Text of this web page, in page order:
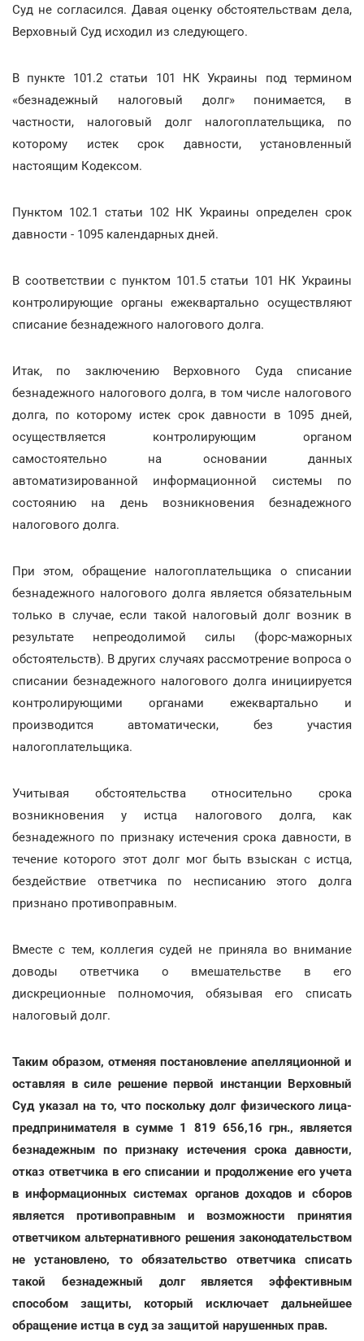
Суд не согласился. Давая оценку обстоятельствам дела,
Верховный Суд исходил из следующего.
В пункте 101.2 статьи 101 НК Украины под термином
«безнадежный налоговый долг» понимается, в
частности, налоговый долг налогоплательщика, по
которому истек срок давности, установленный
настоящим Кодексом.
Пунктом 102.1 статьи 102 НК Украины определен срок
давности - 1095 календарных дней.
В соответствии с пунктом 101.5 статьи 101 НК Украины
контролирующие органы ежеквартально осуществляют
списание безнадежного налогового долга.
Итак, по заключению Верховного Суда списание
безнадежного налогового долга, в том числе налогового
долга, по которому истек срок давности в 1095 дней,
осуществляется контролирующим органом
самостоятельно на основании данных
автоматизированной информационной системы по
состоянию на день возникновения безнадежного
налогового долга.
При этом, обращение налогоплательщика о списании
безнадежного налогового долга является обязательным
только в случае, если такой налоговый долг возник в
результате непреодолимой силы (форс-мажорных
обстоятельств). В других случаях рассмотрение вопроса о
списании безнадежного налогового долга инициируется
контролирующими органами ежеквартально и
производится автоматически, без участия
налогоплательщика.
Учитывая обстоятельства относительно срока
возникновения у истца налогового долга, как
безнадежного по признаку истечения срока давности, в
течение которого этот долг мог быть взыскан с истца,
бездействие ответчика по несписанию этого долга
признано противоправным.
Вместе с тем, коллегия судей не приняла во внимание
доводы ответчика о вмешательстве в его
дискреционные полномочия, обязывая его списать
налоговый долг.
Таким образом, отменяя постановление апелляционной и
оставляя в силе решение первой инстанции Верховный
Суд указал на то, что поскольку долг физического лица-
предпринимателя в сумме 1 819 656,16 грн., является
безнадежным по признаку истечения срока давности,
отказ ответчика в его списании и продолжение его учета
в информационных системах органов доходов и сборов
является противоправным и возможности принятия
ответчиком альтернативного решения законодательством
не установлено, то обязательство ответчика списать
такой безнадежный долг является эффективным
способом защиты, который исключает дальнейшее
обращение истца в суд за защитой нарушенных прав.